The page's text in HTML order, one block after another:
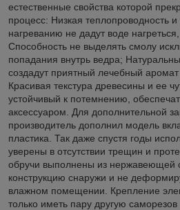
естественные свойства которой
процесс: Низкая теплопроводность и
нагреванию не дадут воде
Способность не выделять смолу
попадания внутрь ведра;
создадут приятный лечебный
Красивая текстура древесины и ее
устойчивый к потемнению,
аксессуаром. Для дополнительной
производитель дополнил модель
пластика. Так даже спустя годы
уверены в отсутствии трещин и
обручи выполнены из нержавеющей
конструкцию снаружи и не
влажном помещении. Крепление
только иметь пару другую